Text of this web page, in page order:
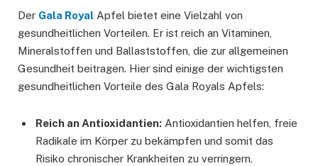
Der Gala Royal Apfel bietet eine Vielzahl von
gesundheitlichen Vorteilen. Er ist reich an Vitaminen,
Mineralstoffen und Ballaststoffen, die zur allgemeinen
Gesundheit beitragen. Hier sind einige der wichtigsten
gesundheitlichen Vorteile des Gala Royals Apfels:
Reich an Antioxidantien: Antioxidantien helfen, freie
Radikale im Körper zu bekämpfen und somit das
Risiko chronischer Krankheiten zu verringern.